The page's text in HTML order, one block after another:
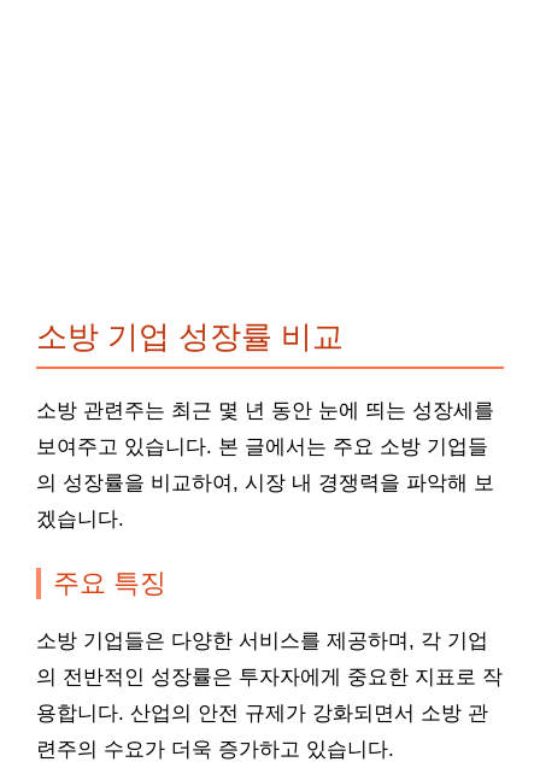
소방 기업 성장률 비교
소방 관련주는 최근 몇 년 동안 눈에 띄는 성장세를
보여주고 있습니다. 본 글에서는 주요 소방 기업들
의 성장률을 비교하여, 시장 내 경쟁력을 파악해 보
겠습니다.
주요 특징
소방 기업들은 다양한 서비스를 제공하며, 각 기업
의 전반적인 성장률은 투자자에게 중요한 지표로 작
용합니다. 산업의 안전 규제가 강화되면서 소방 관
련주의 수요가 더욱 증가하고 있습니다.